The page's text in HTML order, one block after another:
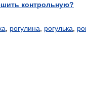
контрольную?
рогулина рогулька